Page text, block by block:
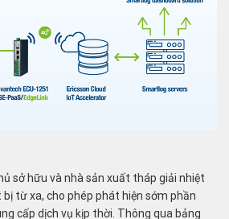
sở hữu và nhà sản xuất tháp giải nhiệt
từ xa, cho phép phát hiện sớm phần
cấp dịch vụ kịp thời. Thông qua bảng